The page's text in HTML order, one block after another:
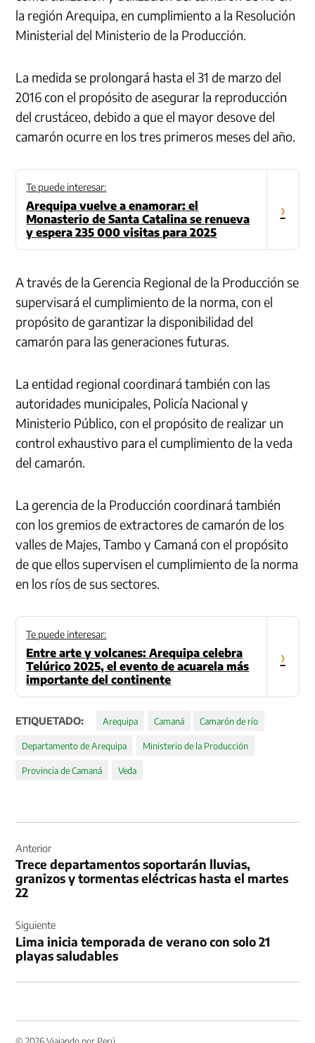
la región Arequipa, en cumplimiento a la Resolución
Ministerial del Ministerio de la Producción.
La medida se prolongará hasta el 31 de marzo del
2016 con el propósito de asegurar la reproducción
del crustáceo, debido a que el mayor desove del
camarón ocurre en los tres primeros meses del año.
Te puede interesar:
Arequipa vuelve a enamorar: el
Monasterio de Santa Catalina se renueva
y espera 235 000 visitas para 2025
›
A través de la Gerencia Regional de la Producción se
supervisará el cumplimiento de la norma, con el
propósito de garantizar la disponibilidad del
camarón para las generaciones futuras.
La entidad regional coordinará también con las
autoridades municipales, Policía Nacional y
Ministerio Público, con el propósito de realizar un
control exhaustivo para el cumplimiento de la veda
del camarón.
La gerencia de la Producción coordinará también
con los gremios de extractores de camarón de los
valles de Majes, Tambo y Camaná con el propósito
de que ellos supervisen el cumplimiento de la norma
en los ríos de sus sectores.
Te puede interesar:
Entre arte y volcanes: Arequipa celebra
Telúrico 2025, el evento de acuarela más
importante del continente
›
ETIQUETADO: Arequipa Camaná Camarón de río
Departamento de Arequipa Ministerio de la Producción
Provincia de Camaná Veda
de
entradas
Anterior
Trece departamentos soportarán lluvias,
granizos y tormentas eléctricas hasta el martes
22
Siguiente
Lima inicia temporada de verano con solo 21
playas saludables
© 2026 Viajando por Perú